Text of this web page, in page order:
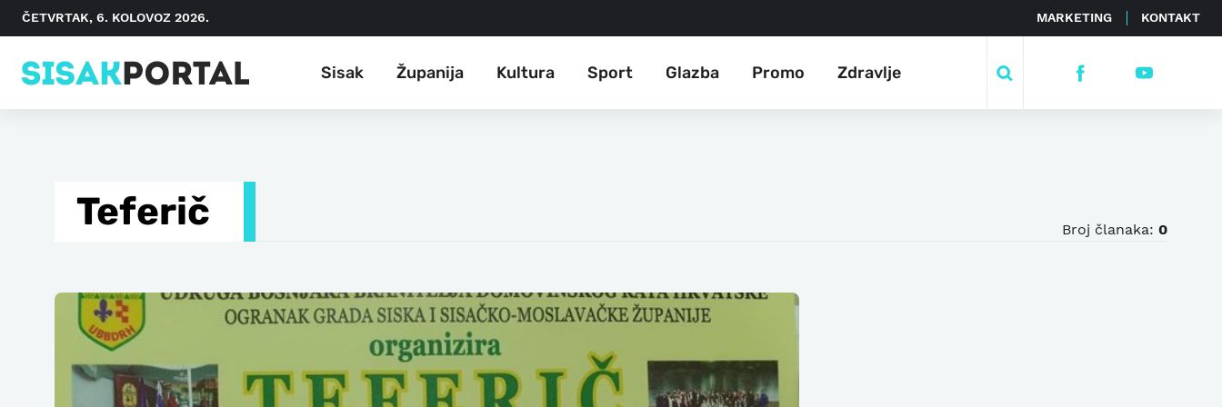
ČETVRTAK, 6. KOLOVOZ 2026. MARKETING KONTAKT
Sisak Županija Kultura Sport Glazba Promo Zdravlje
Teferič Broj članaka: 0